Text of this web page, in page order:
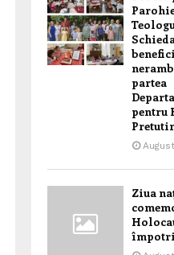
partea
pentru
Ziua